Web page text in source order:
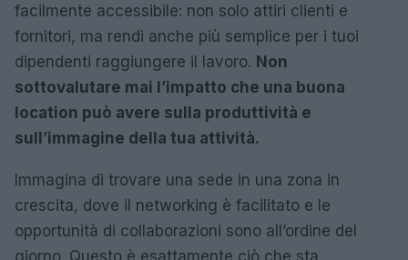
facilmente accessibile: non solo attiri clienti e
fornitori, ma rendi anche più semplice per i tuoi
dipendenti raggiungere il lavoro. Non
sottovalutare mai l’impatto che una buona
location può avere sulla produttività e
sull’immagine della tua attività.
Immagina di trovare una sede in una zona in
crescita, dove il networking è facilitato e le
opportunità di collaborazioni sono all’ordine del
giorno. Questo è esattamente ciò che sta